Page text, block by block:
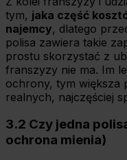
tym, jaka część
najemcy, dlatego
polisa zawiera takie
prostu skorzystać z
franszyzy nie ma. Im
ochrony, tym większa
realnych, najczęściej
3.2 Czy jedna
ochrona mienia)